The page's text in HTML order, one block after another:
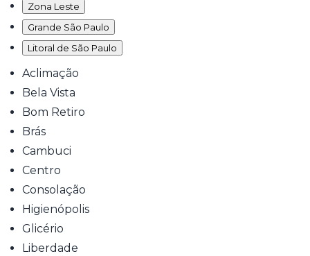
Zona Leste
Grande São Paulo
Litoral de São Paulo
Aclimação
Bela Vista
Bom Retiro
Brás
Cambuci
Centro
Consolação
Higienópolis
Glicério
Liberdade